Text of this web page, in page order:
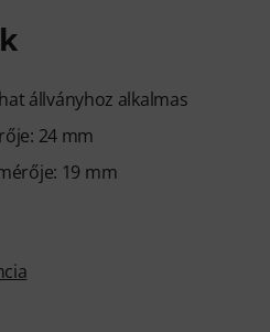
állványhoz alkalmas
24 mm
19 mm